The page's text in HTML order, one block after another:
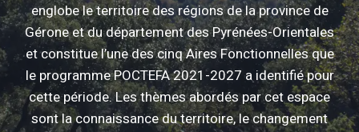
englobe le territoire des régions de la province de
Gérone et du département des Pyrénées-Orientales
et constitue l’une des cinq Aires Fonctionnelles que
le programme POCTEFA 2021-2027 a identifié pour
cette période. Les thèmes abordés par cet espace
sont la connaissance du territoire, le changement